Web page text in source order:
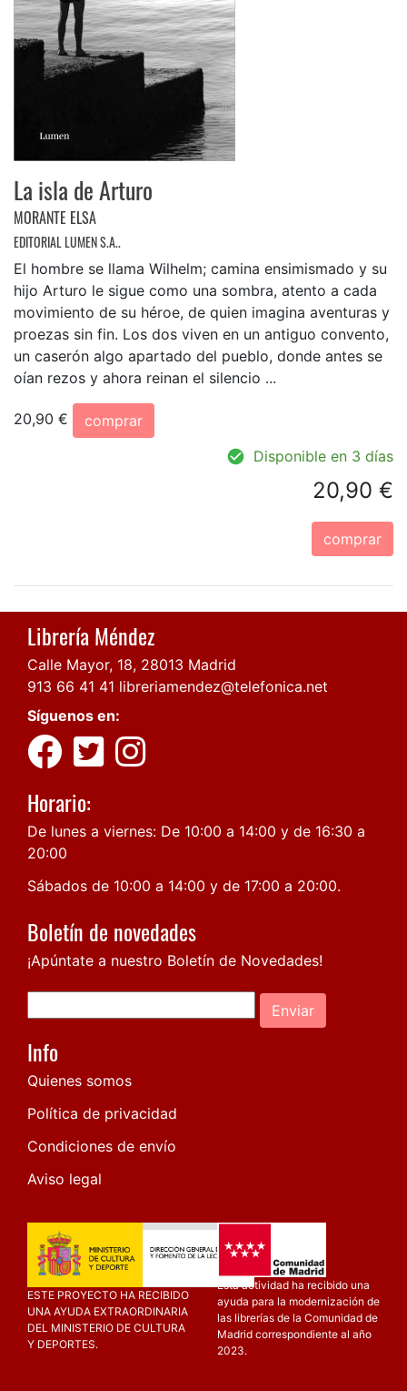
La isla de Arturo
MORANTE ELSA
EDITORIAL LUMEN S.A..
El hombre se llama Wilhelm; camina ensimismado y su
hijo Arturo le sigue como una sombra, atento a cada
movimiento de su héroe, de quien imagina aventuras y
proezas sin fin. Los dos viven en un antiguo convento,
un caserón algo apartado del pueblo, donde antes se
oían rezos y ahora reinan el silencio ...
20,90 €
comprar
Disponible en 3 días
20,90 €
comprar
Librería Méndez
Calle Mayor, 18, 28013 Madrid
913 66 41 41 libreriamendez@telefonica.net
Síguenos en:
Horario:
De lunes a viernes: De 10:00 a 14:00 y de 16:30 a
20:00
Sábados de 10:00 a 14:00 y de 17:00 a 20:00.
Boletín de novedades
¡Apúntate a nuestro Boletín de Novedades!
Enviar
Info
Quienes somos
Política de privacidad
Condiciones de envío
Aviso legal
ESTE PROYECTO HA RECIBIDO
UNA AYUDA EXTRAORDINARIA
DEL MINISTERIO DE CULTURA
Y DEPORTES.
Esta actividad ha recibido una
ayuda para la modernización de
las librerías de la Comunidad de
Madrid correspondiente al año
2023.